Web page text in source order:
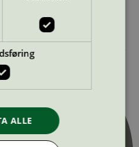
00 Org. nr: 971 279 362 MVA
ALLE